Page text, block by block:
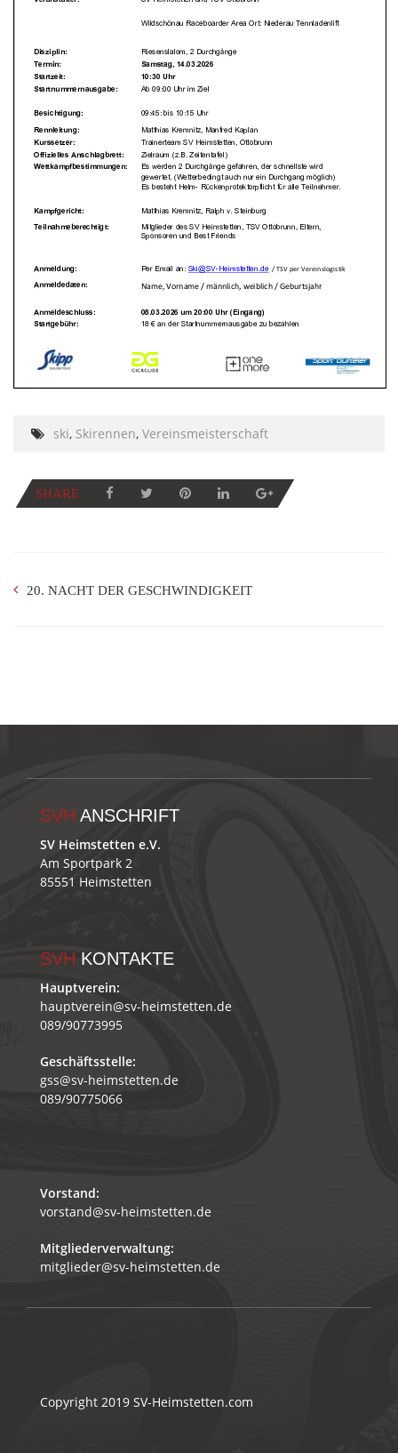
ski, Skirennen, Vereinsmeisterschaft
SHARE
20. NACHT DER GESCHWINDIGKEIT
SVH ANSCHRIFT
SV Heimstetten e.V.
Am Sportpark 2
85551 Heimstetten
SVH KONTAKTE
Hauptverein:
hauptverein@sv-heimstetten.de
089/90773995
Geschäftsstelle:
gss@sv-heimstetten.de
089/90775066
Vorstand:
vorstand@sv-heimstetten.de
Mitgliederverwaltung:
mitglieder@sv-heimstetten.de
Copyright 2019 SV-Heimstetten.com